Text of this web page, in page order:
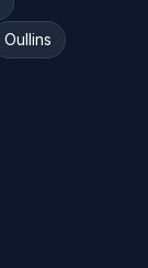
Oullins